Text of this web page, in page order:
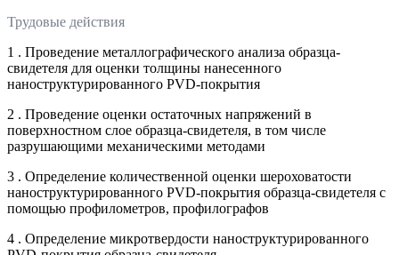
Трудовые действия
1 . Проведение металлографического анализа образца-
свидетеля для оценки толщины нанесенного
наноструктурированного PVD-покрытия
2 . Проведение оценки остаточных напряжений в
поверхностном слое образца-свидетеля, в том числе
разрушающими механическими методами
3 . Определение количественной оценки шероховатости
наноструктурированного PVD-покрытия образца-свидетеля с
помощью профилометров, профилографов
4 . Определение микротвердости наноструктурированного